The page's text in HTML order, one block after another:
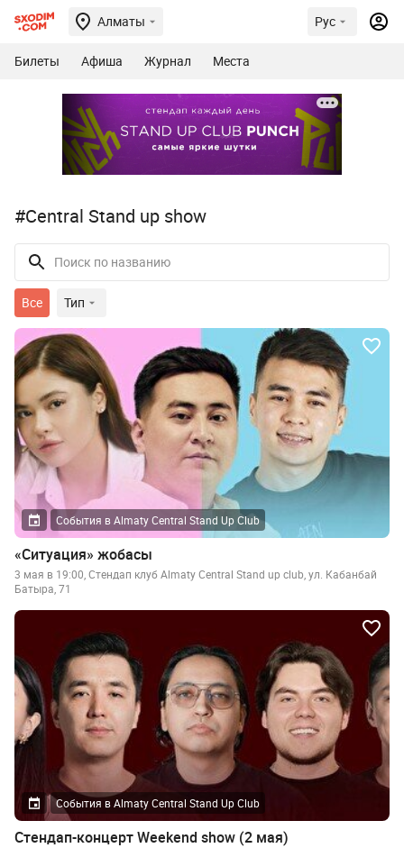
Алматы Рус
Билеты Афиша Журнал Места
#Central Stand up show
Все Тип
События в Almaty Central Stand Up Club
«Ситуация» жобасы
3 мая в 19:00, Стендап клуб Almaty Central Stand up club, ул. Кабанбай
Батыра, 71
События в Almaty Central Stand Up Club
Стендап-концерт Weekend show (2 мая)